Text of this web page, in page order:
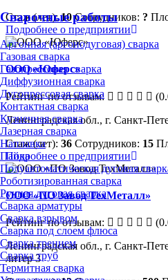
Сварочные работы
Аргонная (аргонодуговая) сварка
Газовая сварка
Газопрессовая сварка
Диффузионная сварка
Дугопрессовая сварка
Контактная сварка
Кузнечная сварка
Лазерная сварка
Наплавка
Пайка
Полуавтоматическая дуговая
Роботизированная сварка
Ручная дуговая сварка
Сварка арматуры
Сварка взрывом
Сварка под слоем флюса
Сварка трением
Сварка труб
Термитная сварка
Стаж (лет):10 Сотрудников: ?
Подробнее о предприятии
ООО «Юферс»
Рейтинг по отзывам:
Ленинградская обл., г. Санкт-
Стаж (лет): 36 Сотрудников: 15
Подробнее о предприятии
ООО «ПО Завод ТехМеталл»
Рейтинг по отзывам:
Ленинградская обл., г. Санкт-
литер 3